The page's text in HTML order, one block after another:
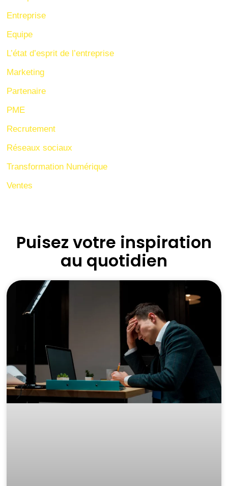
Entreprise
Equipe
L’état d’esprit de l’entreprise
Marketing
Partenaire
PME
Recrutement
Réseaux sociaux
Transformation Numérique
Ventes
Puisez votre inspiration
au quotidien